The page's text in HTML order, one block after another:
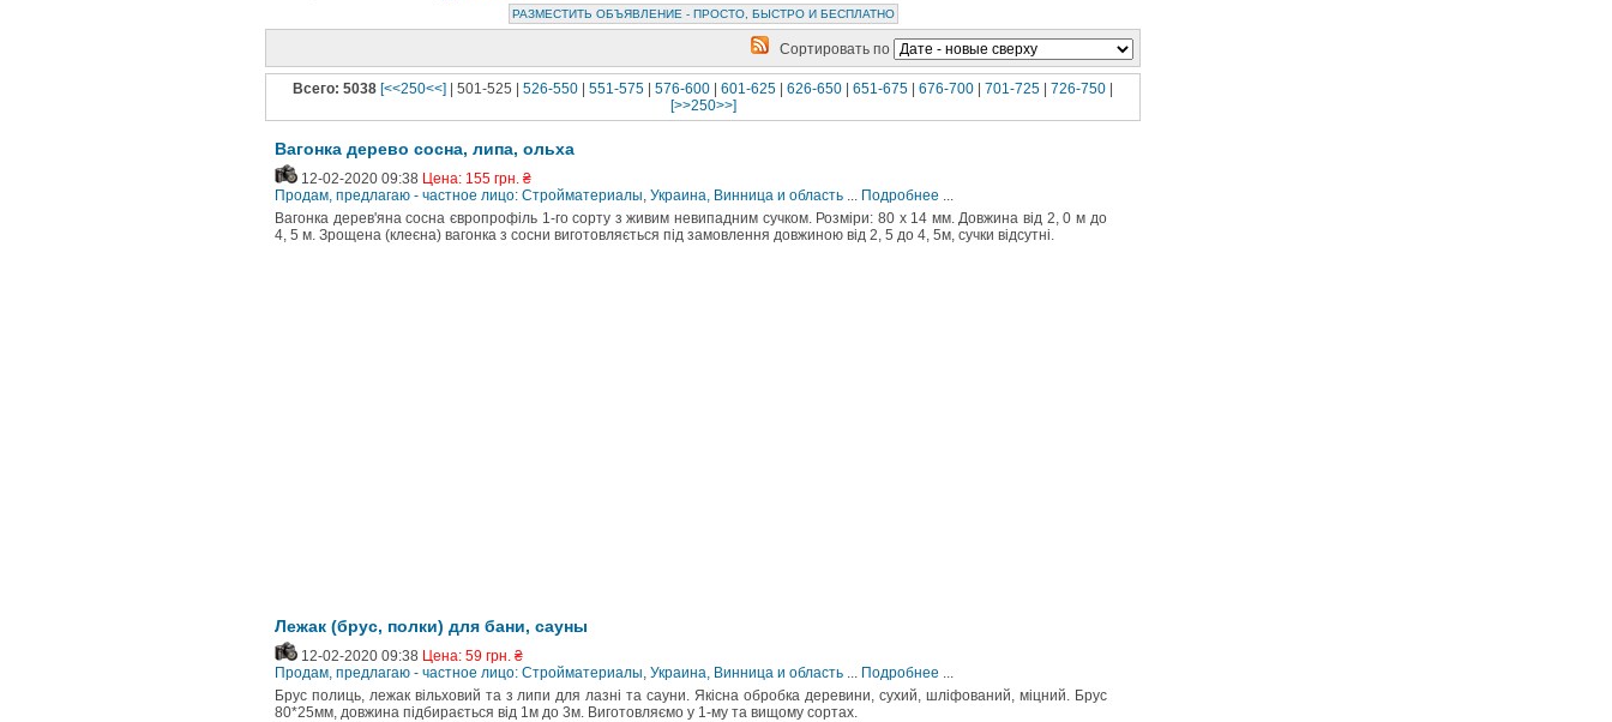
РАЗМЕСТИТЬ ОБЪЯВЛЕНИЕ - ПРОСТО, БЫСТРО И БЕСПЛАТНО
Сортировать по
Всего: 5038 [<<250<<] | 501-525 | 526-550 551-575 576-600 601-625 626-650 651-675 676-700 701-725 726-750
[>>250>>]
Вагонка дерево сосна, липа, ольха
12-02-2020 09:38 Цена: 155 грн. ₴
Продам, предлагаю - частное лицо: Стройматериалы, Украина, Винница и область ... Подробнее ...
Вагонка дерев'яна сосна європрофіль 1-го сорту з живим невипадним сучком. Розміри: 80 х 14 мм. Довжина від 2, 0 м до
4, 5 м. Зрощена (клеєна) вагонка з сосни виготовляється під замовлення довжиною від 2, 5 до 4, 5м, сучки відсутні.
Лежак (брус, полки) для бани, сауны
12-02-2020 09:38 Цена: 59 грн. ₴
Продам, предлагаю - частное лицо: Стройматериалы, Украина, Винница и область ... Подробнее ...
Брус полиць, лежак вільховий та з липи для лазні та сауни. Якісна обробка деревини, сухий, шліфований, міцний. Брус
80*25мм, довжина підбирається від 1м до 3м. Виготовляємо у 1-му та вищому сортах.